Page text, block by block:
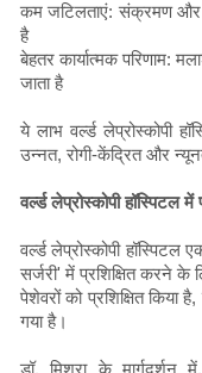
कम जटिलताएं: संक्रमण और
है
बेहतर कार्यात्मक परिणाम:
जाता है
ये लाभ वर्ल्ड लेप्रोस्कोपी
उन्नत, रोगी-केंद्रित और
वर्ल्ड लेप्रोस्कोपी हॉस्पिटल में
वर्ल्ड लेप्रोस्कोपी
सर्जरी' में प्रशिक्षित करने
पेशेवरों को प्रशिक्षित किया
गया है।